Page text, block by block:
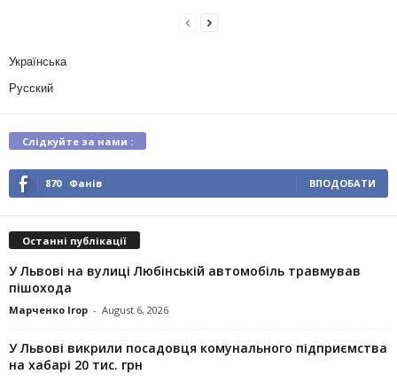
Українська
Русский
Слідкуйте за нами :
870 Фанів ВПОДОБАТИ
Останні публікації
У Львові на вулиці Любінській автомобіль травмував
пішохода
Марченко Ігор - August 6, 2026
У Львові викрили посадовця комунального підприємства
на хабарі 20 тис. грн